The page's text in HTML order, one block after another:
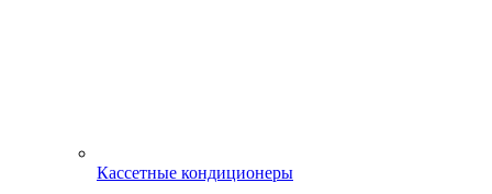
Кассетные кондиционеры